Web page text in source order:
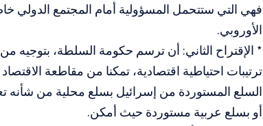
فهي التي ستتحمل المسؤولية أمام المجتمع الدولي
الأوروبي.
* الإقتراح الثاني: أن ترسم حكومة السلطة، بتوجيه من
ترتيبات احتياطية اقتصادية، تمكنا من مقاطعة
السلع المستوردة من إسرائيل بسلع محلية من شأنه
أو بسلع عربية مستوردة حيث أمكن.